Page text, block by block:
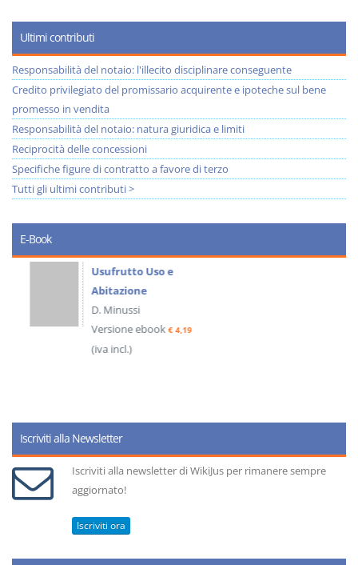
Ultimi contributi
Responsabilità del notaio: l'illecito disciplinare conseguente
Credito privilegiato del promissario acquirente e ipoteche sul bene
promesso in vendita
Responsabilità del notaio: natura giuridica e limiti
Reciprocità delle concessioni
Specifiche figure di contratto a favore di terzo
Tutti gli ultimi contributi >
E-Book
Usufrutto Uso e
Abitazione
D. Minussi
Versione ebook€ 4,19
(iva incl.)
Iscriviti alla Newsletter
Iscriviti alla newsletter di WikiJus per rimanere sempre
aggiornato!
Iscriviti ora